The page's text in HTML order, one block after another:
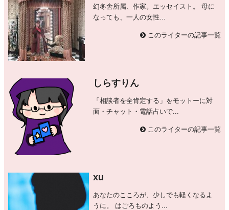
幻冬舎所属、作家。エッセイスト。 母に
なっても、一人の女性...
このライターの記事一覧
しらすりん
「相談者を全肯定する」をモットーに対
面・チャット・電話占いで...
このライターの記事一覧
xu
あなたのこころが、少しでも軽くなるよ
うに。 はごろものよう...